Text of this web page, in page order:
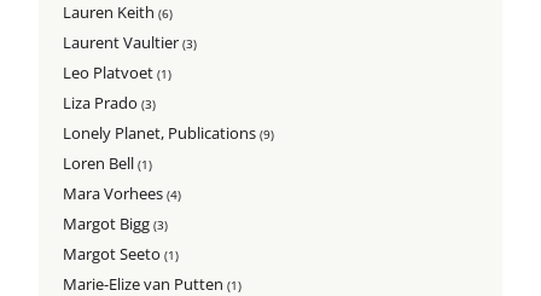
Lauren Keith(6)
Laurent Vaultier(3)
Leo Platvoet(1)
Liza Prado(3)
Lonely Planet, Publications(9)
Loren Bell(1)
Mara Vorhees(4)
Margot Bigg(3)
Margot Seeto(1)
Marie-Elize van Putten(1)